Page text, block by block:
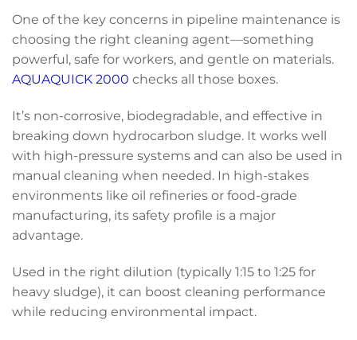
One of the key concerns in pipeline maintenance is
choosing the right cleaning agent—something
powerful, safe for workers, and gentle on materials.
AQUAQUICK 2000 checks all those boxes.
It’s non-corrosive, biodegradable, and effective in
breaking down hydrocarbon sludge. It works well
with high-pressure systems and can also be used in
manual cleaning when needed. In high-stakes
environments like oil refineries or food-grade
manufacturing, its safety profile is a major
advantage.
Used in the right dilution (typically 1:15 to 1:25 for
heavy sludge), it can boost cleaning performance
while reducing environmental impact.